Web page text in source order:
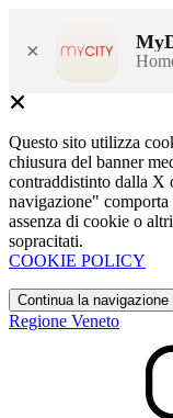
×
Questo sito utilizza
chiusura del banner
contraddistinto dalla X
navigazione"
assenza di cookie o
sopracitati.
COOKIE POLICY
Continua la navigazione
Regione Veneto